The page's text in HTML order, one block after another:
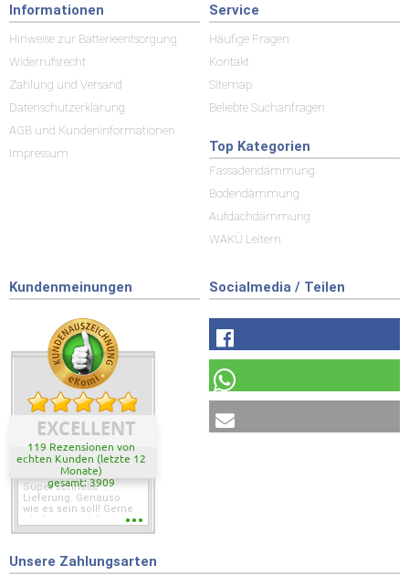
Informationen
Hinweise zur Batterieentsorgung
Widerrufsrecht
Zahlung und Versand
Datenschutzerklärung
AGB und Kundeninformationen
Impressum
Service
Häufige Fragen
Kontakt
Sitemap
Beliebte Suchanfragen
Top Kategorien
Fassadendämmung
Bodendämmung
Aufdachdämmung
WAKÜ Leitern
Kundenmeinungen
EXCELLENT
119 Rezensionen von
echten Kunden (letzte 12
Monate)
gesamt: 3909
Super schnelle
Lieferung. Genauso
wie es sein soll! Gerne
wieder wenn ich was
Socialmedia / Teilen
Unsere Zahlungsarten